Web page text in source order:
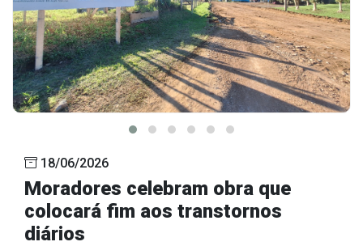
18/06/2026
Moradores celebram obra que
colocará fim aos transtornos
diários